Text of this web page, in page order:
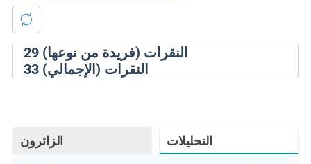
29 النقرات (فريدة من نوعها)
33 النقرات (الإجمالي)
الزائرون التحليلات